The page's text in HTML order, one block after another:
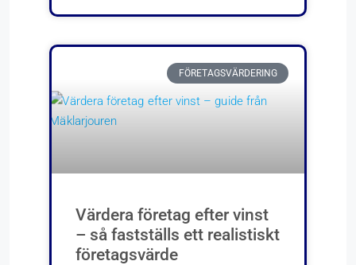
FÖRETAGSVÄRDERING
Värdera företag efter vinst
– så fastställs ett realistiskt
företagsvärde